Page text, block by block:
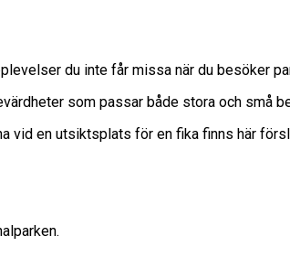
du inte får missa när du besöker
som passar både stora och små
vid en utsiktsplats för en fika finns här